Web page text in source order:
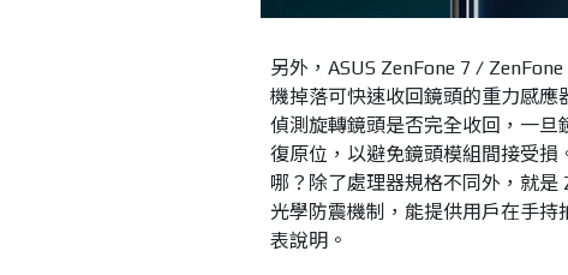
另外，ASUS ZenFone 7 ∕
機掉落可快速收回鏡頭的重力感
偵測旋轉鏡頭是否完全收回，一
復原位，以避免鏡頭模組間接受損
哪？除了處理器規格不同外，就是
光學防震機制，能提供用戶在手
表說明。